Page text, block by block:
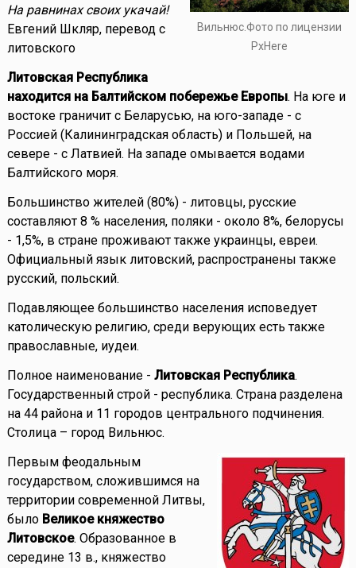
Вильнюс.Фото по лицензии
PxHere
На равнинах своих укачай!
Евгений Шкляр, перевод с
литовского
Литовская Республика
находится на Балтийском побережье Европы. На юге и
востоке граничит с Беларусью, на юго-западе - с
Россией (Калининградская область) и Польшей, на
севере - с Латвией. На западе омывается водами
Балтийского моря.
Большинство жителей (80%) - литовцы, русские
составляют 8 % населения, поляки - около 8%, белорусы
- 1,5%, в стране проживают также украинцы, евреи.
Официальный язык литовский, распространены также
русский, польский.
Подавляющее большинство населения исповедует
католическую религию, среди верующих есть также
православные, иудеи.
Полное наименование - Литовская Республика.
Государственный строй - республика. Страна разделена
на 44 района и 11 городов центрального подчинения.
Столица – город Вильнюс.
Первым феодальным
государством, сложившимся на
территории современной Литвы,
было Великое княжество
Литовское. Образованное в
середине 13 в., княжество